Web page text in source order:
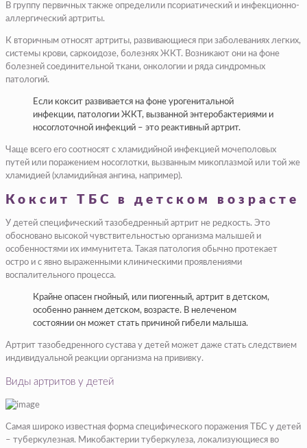
В группу первичных также определили псориатический и инфекционно-
аллергический артриты.
К вторичным относят артриты, развивающиеся при заболеваниях легких,
системы крови, саркоидозе, болезнях ЖКТ. Возникают они на фоне
болезней соединительной ткани, онкологии и ряда синдромных
патологий.
Если коксит развивается на фоне урогенитальной
инфекции, патологии ЖКТ, вызванной энтеробактериями и
носоглоточной инфекций – это реактивный артрит.
Чаще всего его соотносят с хламидийной инфекцией мочеполовых
путей или поражением носоглотки, вызванным микоплазмой или той же
хламидией (хламидийная ангина, например).
Коксит ТБС в детском возрасте
У детей специфический тазобедренный артрит не редкость. Это
обосновано высокой чувствительностью организма малышей и
особенностями их иммунитета. Такая патология обычно протекает
остро и с явно выраженными клиническими проявлениями
воспалительного процесса.
Крайне опасен гнойный, или пиогенный, артрит в детском,
особенно раннем детском, возрасте. В нелеченом
состоянии он может стать причиной гибели малыша.
Артрит тазобедренного сустава у детей может даже стать следствием
индивидуальной реакции организма на прививку.
Виды артритов у детей
Самая широко известная форма специфического поражения ТБС у детей
– туберкулезная. Микобактерии туберкулеза, локализующиеся во